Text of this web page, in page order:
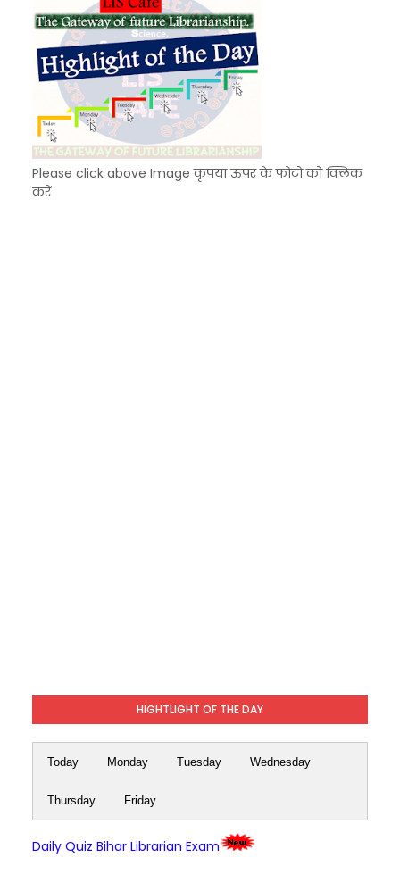
Please click above Image कृपया ऊपर के फोटो को क्लिक
करें
HIGHTLIGHT OF THE DAY
Today Monday Tuesday Wednesday
Thursday Friday
Daily Quiz Bihar Librarian Exam